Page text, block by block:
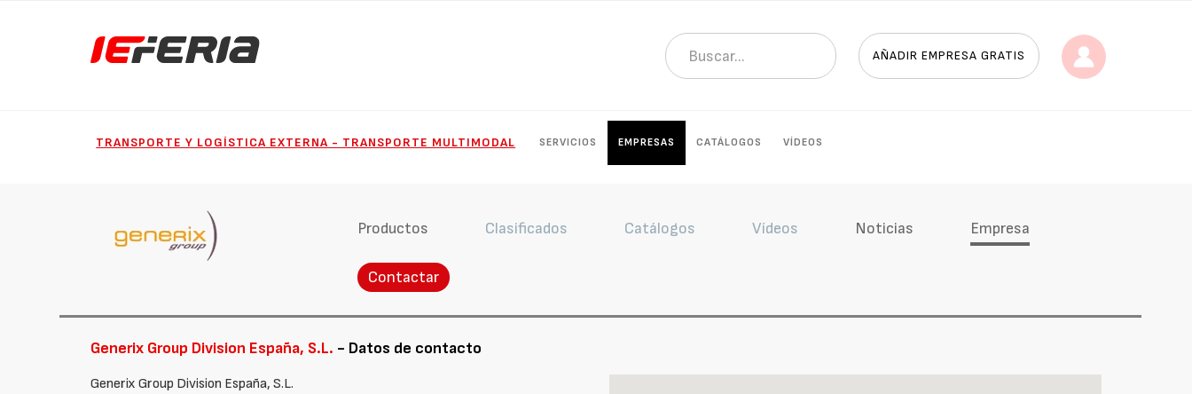
AÑADIR EMPRESA GRATIS
TRANSPORTE Y LOGÍSTICA EXTERNA - TRANSPORTE MULTIMODAL SERVICIOS EMPRESAS CATÁLOGOS VÍDEOS
Productos Clasificados Catálogos Vídeos Noticias Empresa
Contactar
Generix Group Division España, S.L. - Datos de contacto
Generix Group Division España, S.L.